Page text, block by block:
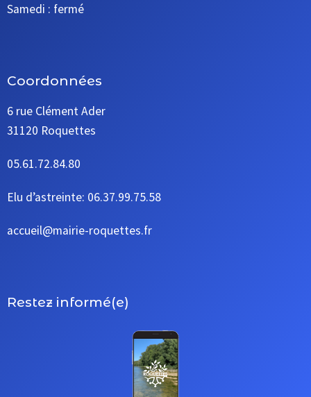
Samedi : fermé
Coordonnées
6 rue Clément Ader
31120 Roquettes
05.61.72.84.80
Elu d’astreinte: 06.37.99.75.58
accueil@mairie-roquettes.fr
Restez informé(e)